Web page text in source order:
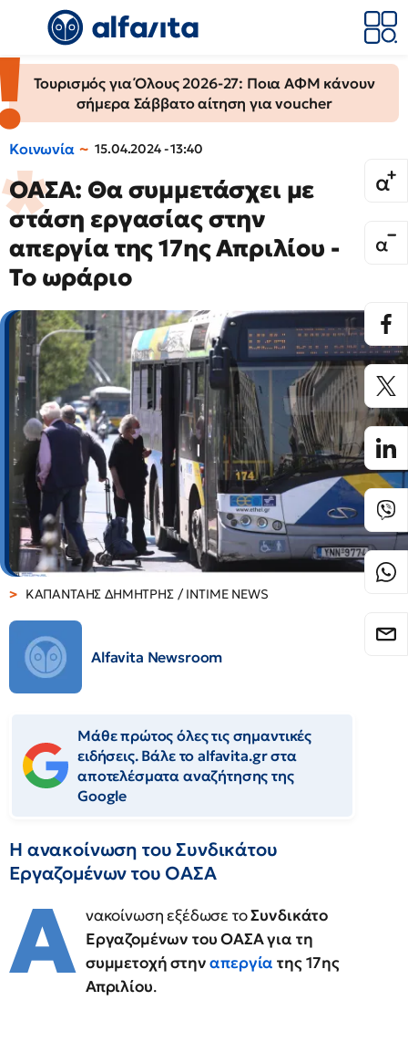
Τουρισμός για Όλους 2026-27: Ποια ΑΦΜ κάνουν
σήμερα Σάββατο αίτηση για voucher
Κοινωνία 15.04.2024 - 13:40
ΟΑΣΑ: Θα συμμετάσχει με
στάση εργασίας στην
απεργία της 17ης Απριλίου -
Το ωράριο
ΚΑΠΑΝΤΑΗΣ ΔΗΜΗΤΡΗΣ / INTIME NEWS
Alfavita Newsroom
Μάθε πρώτος όλες τις σημαντικές
ειδήσεις. Βάλε το alfavita.gr στα
αποτελέσματα αναζήτησης της
Google
Η ανακοίνωση του Συνδικάτου
Εργαζομένων του ΟΑΣΑ
Α νακοίνωση εξέδωσε τοΣυνδικάτο
Εργαζομένων του ΟΑΣΑ για τη
συμμετοχή στηναπεργία της 17ης
Απριλίου.